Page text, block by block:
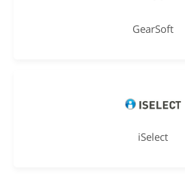
GearSoft
iSelect